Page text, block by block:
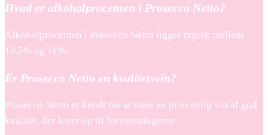
Hvad er alkoholprocenten i Prosecco Netto?
Alkoholprocenten i Prosecco Netto ligger typisk mellem
10,5% og 11%.
Er Prosecco Netto en kvalitetsvin?
Prosecco Netto er kendt for at være en prisvenlig vin af god
kvalitet, der lever op til forventningerne.